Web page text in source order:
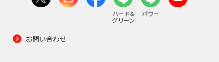
ハード&
グリーン
パワー
お問い合わせ